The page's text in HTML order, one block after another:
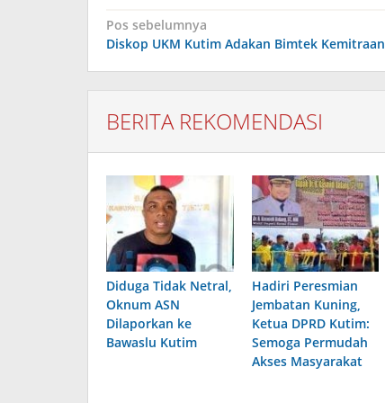
Navigasi
pos
Pos sebelumnya
Diskop UKM Kutim Adakan Bimtek Kemitraan
BERITA REKOMENDASI
Diduga Tidak Netral,
Oknum ASN
Dilaporkan ke
Bawaslu Kutim
Hadiri Peresmian
Jembatan Kuning,
Ketua DPRD Kutim:
Semoga Permudah
Akses Masyarakat